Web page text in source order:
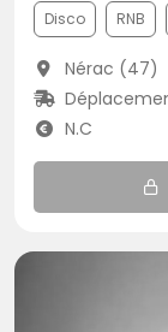
Disco RNB
Nérac (47)
N.C